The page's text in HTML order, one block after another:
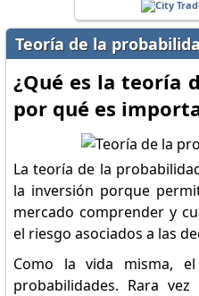
Teoría de la
¿Qué es la teoría
por qué es
La teoría de la
la inversión porque
mercado comprender y
el riesgo asociados a las
Como la vida misma,
probabilidades. Rara